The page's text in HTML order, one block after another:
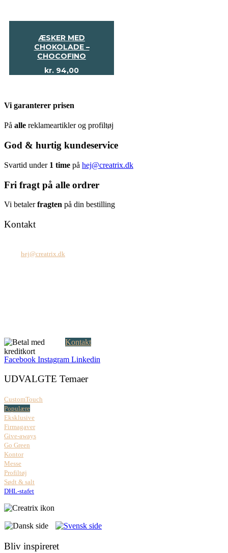
ÆSKER MED
CHOKOLADE –
CHOCOFINO
kr. 94,00
Vi garanterer prisen
På alle reklameartikler og profiltøj
God & hurtig kundeservice
Svartid under 1 time på hej@creatrix.dk
Fri fragt på alle ordrer
Vi betalerfragten på din bestilling
Kontakt
hej@creatrix.dk
Kontakt
Facebook Instagram Linkedin
UDVALGTE Temaer
CustomTouch
Populære
Eksklusive
Firmagaver
Give-aways
Go Green
Kontor
Messe
Profiltøj
Sødt & salt
DHL-stafet
Bliv inspireret